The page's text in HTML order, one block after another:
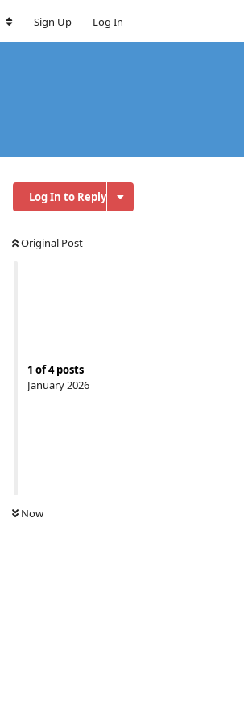
Sign Up Log In
Log In to Reply
Original Post
1 of4posts
January 2026
Now